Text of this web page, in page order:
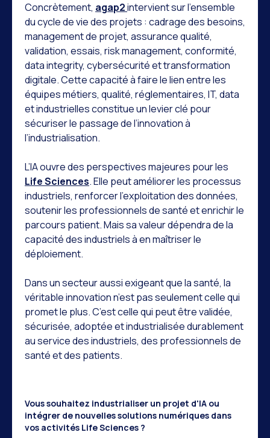
Concrètement, agap2intervient sur l’ensemble
du cycle de vie des projets : cadrage des besoins,
management de projet, assurance qualité,
validation, essais, risk management, conformité,
data integrity, cybersécurité et transformation
digitale. Cette capacité à faire le lien entre les
équipes métiers, qualité, réglementaires, IT, data
et industrielles constitue un levier clé pour
sécuriser le passage de l’innovation à
l’industrialisation.
L’IA ouvre des perspectives majeures pour les
Life Sciences. Elle peut améliorer les processus
industriels, renforcer l’exploitation des données,
soutenir les professionnels de santé et enrichir le
parcours patient. Mais sa valeur dépendra de la
capacité des industriels à en maîtriser le
déploiement.
Dans un secteur aussi exigeant que la santé, la
véritable innovation n’est pas seulement celle qui
promet le plus. C’est celle qui peut être validée,
sécurisée, adoptée et industrialisée durablement
au service des industriels, des professionnels de
santé et des patients.
Vous souhaitez industrialiser un projet d'IA ou
intégrer de nouvelles solutions numériques dans
vos activités Life Sciences ?